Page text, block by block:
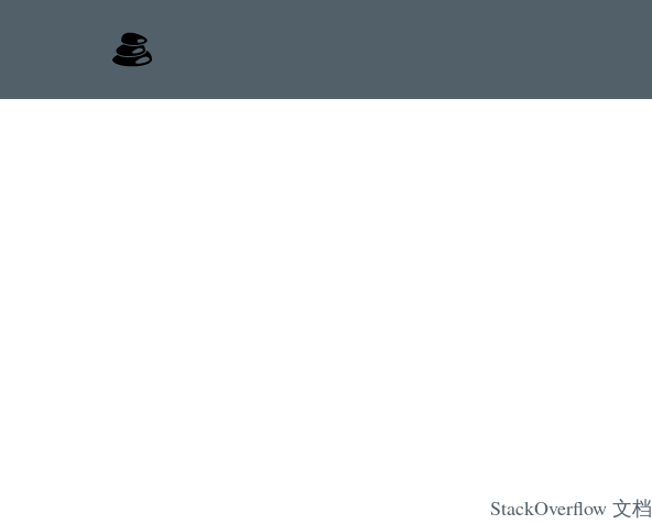
StackOverflow 文档